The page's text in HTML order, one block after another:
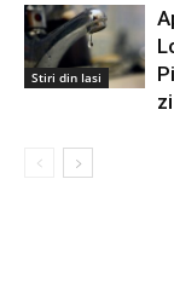
Stiri din Iasi
zi